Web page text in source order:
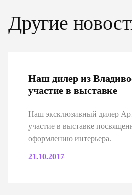
Другие
Наш дилер из
участие в выставке
Наш эксклюзивный дилер
участие в выставке
оформлению интерьера.
21.10.2017